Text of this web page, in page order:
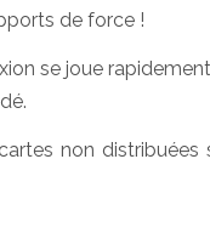
de force !
se joue
non